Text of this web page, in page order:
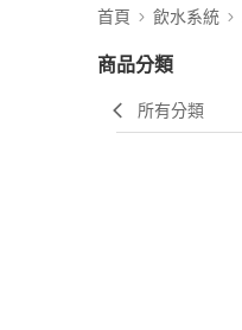
首頁 飲水系統
商品分類
所有分類